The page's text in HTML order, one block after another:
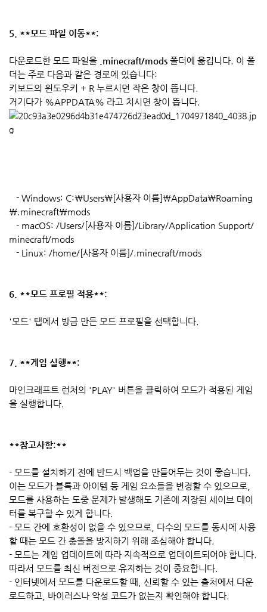
5. **모드 파일 이동**:
다운로드한 모드 파일을 .minecraft/mods 폴더에 옮깁니다. 이 폴
더는 주로 다음과 같은 경로에 있습니다:
키보드의 윈도우키 + R 누르시면 작은 창이 뜹니다.
거기다가 %APPDATA% 라고 치시면 창이 뜹니다.
- Windows: C:\Users\[사용자 이름]\AppData\Roaming
\.minecraft\mods
- macOS: /Users/[사용자 이름]/Library/Application Support/
minecraft/mods
- Linux: /home/[사용자 이름]/.minecraft/mods
6. **모드 프로필 적용**:
'모드' 탭에서 방금 만든 모드 프로필을 선택합니다.
7. **게임 실행**:
마인크래프트 런처의 'PLAY' 버튼을 클릭하여 모드가 적용된 게임
을 실행합니다.
**참고사항:**
- 모드를 설치하기 전에 반드시 백업을 만들어두는 것이 좋습니다.
이는 모드가 블록과 아이템 등 게임 요소들을 변경할 수 있으므로,
모드를 사용하는 도중 문제가 발생해도 기존에 저장된 세이브 데이
터를 복구할 수 있게 합니다.
- 모드 간에 호환성이 없을 수 있으므로, 다수의 모드를 동시에 사용
할 때는 모드 간 충돌을 방지하기 위해 조심해야 합니다.
- 모드는 게임 업데이트에 따라 지속적으로 업데이트되어야 합니다.
따라서 모드를 최신 버전으로 유지하는 것이 중요합니다.
- 인터넷에서 모드를 다운로드할 때, 신뢰할 수 있는 출처에서 다운
로드하고, 바이러스나 악성 코드가 없는지 확인해야 합니다.